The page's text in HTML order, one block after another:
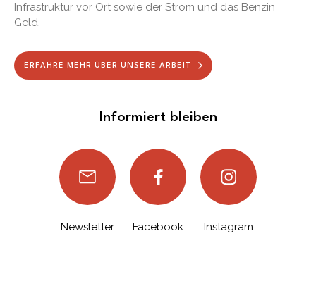
Infrastruktur vor Ort sowie der Strom und das Benzin
Geld.
ERFAHRE MEHR ÜBER UNSERE ARBEIT
Informiert bleiben
Newsletter Facebook Instagram